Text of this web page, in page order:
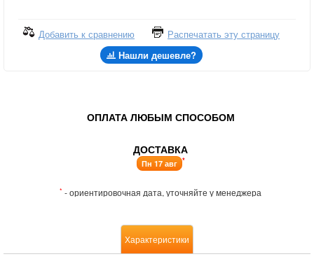
Добавить к сравнению
Распечатать эту страницу
Нашли дешевле?
ОПЛАТА ЛЮБЫМ СПОСОБОМ
ДОСТАВКА
Пн 17 авг *
* - ориентировочная дата, уточняйте у менеджера
Характеристики